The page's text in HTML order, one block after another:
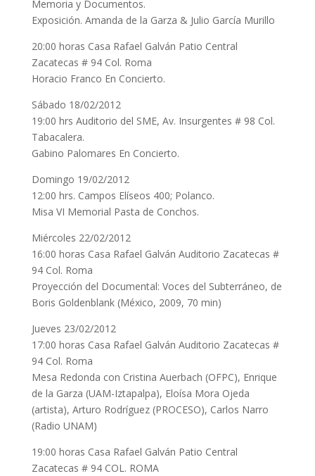
Memoria y Documentos.
Exposición. Amanda de la Garza & Julio García Murillo
20:00 horas Casa Rafael Galván Patio Central
Zacatecas # 94 Col. Roma
Horacio Franco En Concierto.
Sábado 18/02/2012
19:00 hrs Auditorio del SME, Av. Insurgentes # 98 Col.
Tabacalera.
Gabino Palomares En Concierto.
Domingo 19/02/2012
12:00 hrs. Campos Elíseos 400; Polanco.
Misa VI Memorial Pasta de Conchos.
Miércoles 22/02/2012
16:00 horas Casa Rafael Galván Auditorio Zacatecas #
94 Col. Roma
Proyección del Documental: Voces del Subterráneo, de
Boris Goldenblank (México, 2009, 70 min)
Jueves 23/02/2012
17:00 horas Casa Rafael Galván Auditorio Zacatecas #
94 Col. Roma
Mesa Redonda con Cristina Auerbach (OFPC), Enrique
de la Garza (UAM-Iztapalpa), Eloísa Mora Ojeda
(artista), Arturo Rodríguez (PROCESO), Carlos Narro
(Radio UNAM)
19:00 horas Casa Rafael Galván Patio Central
Zacatecas # 94 COL. ROMA